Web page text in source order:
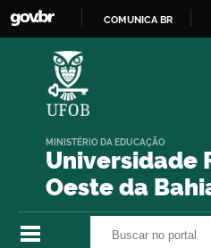
COMUNICA BR
Universidade
Oeste da
MINISTÉRIO DA EDUCAÇÃO